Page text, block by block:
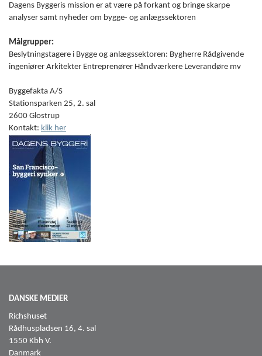
Dagens Byggeris mission er at være på forkant og bringe skarpe
analyser samt nyheder om bygge- og anlægssektoren
Målgrupper:
Beslytningstagere i Bygge og anlægssektoren: Bygherre Rådgivende
ingeniører Arkitekter Entreprenører Håndværkere Leverandøre mv
Byggefakta A/S
Stationsparken 25, 2. sal
2600 Glostrup
Kontakt: klik her
DANSKE MEDIER
Richshuset
Rådhuspladsen 16, 4. sal
1550 Kbh V.
Danmark